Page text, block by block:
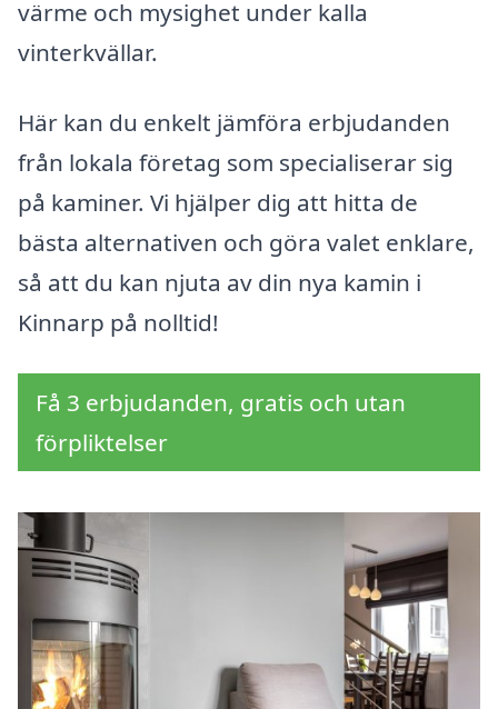
värme och mysighet under kalla
vinterkvällar.
Här kan du enkelt jämföra erbjudanden
från lokala företag som specialiserar sig
på kaminer. Vi hjälper dig att hitta de
bästa alternativen och göra valet enklare,
så att du kan njuta av din nya kamin i
Kinnarp på nolltid!
Få 3 erbjudanden, gratis och utan
förpliktelser